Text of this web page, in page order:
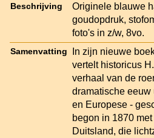
Beschrijving
Originele blauwe
goudopdruk,
foto's in z/w, 8vo.
Samenvatting
In zijn nieuwe
vertelt historicus
verhaal van de
dramatische eeuw
en Europese -
begon in 1870
Duitsland, die